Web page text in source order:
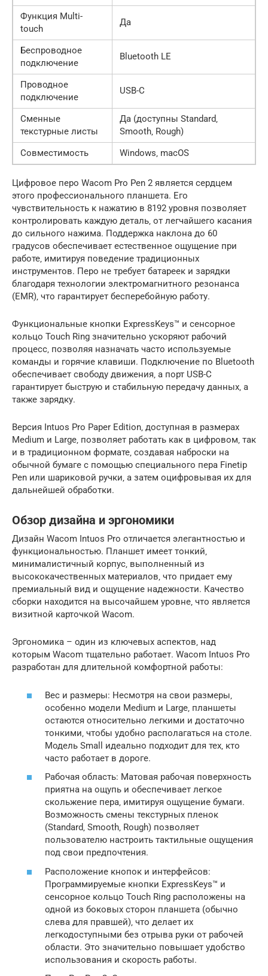
Функция Multi-
touch
Да
Беспроводное
подключение
Bluetooth LE
Проводное
подключение
USB-C
Сменные
текстурные листы
Да (доступны Standard‚
Smooth‚ Rough)
Совместимость
Windows‚ macOS
Цифровое перо Wacom Pro Pen 2 является сердцем
этого профессионального планшета. Его
чувствительность к нажатию в 8192 уровня позволяет
контролировать каждую деталь‚ от легчайшего касания
до сильного нажима. Поддержка наклона до 60
градусов обеспечивает естественное ощущение при
работе‚ имитируя поведение традиционных
инструментов. Перо не требует батареек и зарядки
благодаря технологии электромагнитного резонанса
(EMR)‚ что гарантирует бесперебойную работу.
Функциональные кнопки ExpressKeys™ и сенсорное
кольцо Touch Ring значительно ускоряют рабочий
процесс‚ позволяя назначать часто используемые
команды и горячие клавиши. Подключение по Bluetooth
обеспечивает свободу движения‚ а порт USB-C
гарантирует быструю и стабильную передачу данных‚ а
также зарядку.
Версия Intuos Pro Paper Edition‚ доступная в размерах
Medium и Large‚ позволяет работать как в цифровом‚ так
и в традиционном формате‚ создавая наброски на
обычной бумаге с помощью специального пера Finetip
Pen или шариковой ручки‚ а затем оцифровывая их для
дальнейшей обработки.
Обзор дизайна и эргономики
Дизайн Wacom Intuos Pro отличается элегантностью и
функциональностью. Планшет имеет тонкий‚
минималистичный корпус‚ выполненный из
высококачественных материалов‚ что придает ему
премиальный вид и ощущение надежности. Качество
сборки находится на высочайшем уровне‚ что является
визитной карточкой Wacom.
Эргономика – один из ключевых аспектов‚ над
которым Wacom тщательно работает. Wacom Intuos Pro
разработан для длительной комфортной работы:
Вес и размеры: Несмотря на свои размеры‚
особенно модели Medium и Large‚ планшеты
остаются относительно легкими и достаточно
тонкими‚ чтобы удобно располагаться на столе.
Модель Small идеально подходит для тех‚ кто
часто работает в дороге.
Рабочая область: Матовая рабочая поверхность
приятна на ощупь и обеспечивает легкое
скольжение пера‚ имитируя ощущение бумаги.
Возможность смены текстурных пленок
(Standard‚ Smooth‚ Rough) позволяет
пользователю настроить тактильные ощущения
под свои предпочтения.
Расположение кнопок и интерфейсов:
Программируемые кнопки ExpressKeys™ и
сенсорное кольцо Touch Ring расположены на
одной из боковых сторон планшета (обычно
слева для правшей)‚ что делает их
легкодоступными без отрыва руки от рабочей
области. Это значительно повышает удобство
использования и скорость работы.